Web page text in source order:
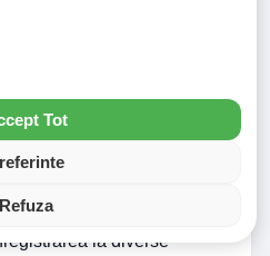
codul poștal
corect al unei adrese
trimiterea
publice, pentru
la diverse
Tot
Refuza